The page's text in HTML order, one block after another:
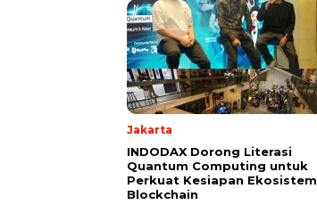
Jakarta
INDODAX Dorong Literasi
Quantum Computing untuk
Perkuat Kesiapan Ekosistem
Blockchain